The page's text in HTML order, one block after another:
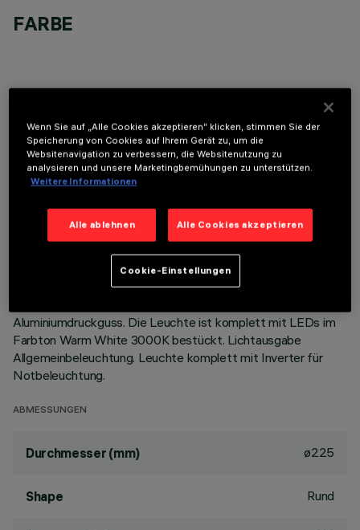
FARBE
TECHNISCHE DATEN
LETZTES UPDATE: 05.08.2026
Festinstallierte Rundleuchte für den Einsatz von LED-
Lichtquellen mit CoB-Technologie. Version mit Rahmen zur
aufgesetzten Installation. Hochglänzender,
aluminiumbedampfter Kunststoffreflektor mit kratzfester
Aluminiumdruckguss. Die Leuchte ist komplett mit LEDs im
Farbton Warm White 3000K bestückt. Lichtausgabe
Allgemeinbeleuchtung. Leuchte komplett mit Inverter für
Notbeleuchtung.
ABMESSUNGEN
Durchmesser (mm) ø225
Shape Rund
Wenn Sie auf „Alle Cookies akzeptieren“ klicken, stimmen Sie der
Speicherung von Cookies auf Ihrem Gerät zu, um die
Websitenavigation zu verbessern, die Websitenutzung zu
analysieren und unsere Marketingbemühungen zu unterstützen.
Weitere Informationen
Alle ablehnen Alle Cookies akzeptieren
Cookie-Einstellungen